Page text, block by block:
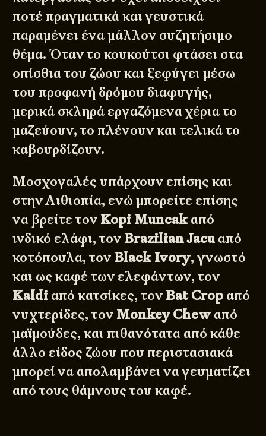
ποτέ πραγματικά και γευστικά
παραμένει ένα μάλλον συζητήσιμο
θέμα. Όταν το κουκούτσι φτάσει στα
οπίσθια του ζώου και ξεφύγει μέσω
του προφανή δρόμου διαφυγής,
μερικά σκληρά εργαζόμενα χέρια το
μαζεύουν, το πλένουν και τελικά το
καβουρδίζουν.
Μοσχογαλές υπάρχουν επίσης και
στην Αιθιοπία, ενώ μπορείτε επίσης
να βρείτε τον Kopi Muncak από
ινδικό ελάφι, τον Brazilian Jacu από
κοτόπουλα, τον Black Ivory, γνωστό
και ως καφέ των ελεφάντων, τον
Kaldi από κατσίκες, τον Bat Crop από
νυχτερίδες, τον Monkey Chew από
μαϊμούδες, και πιθανότατα από κάθε
άλλο είδος ζώου που περιστασιακά
μπορεί να απολαμβάνει να γευματίζει
από τους θάμνους του καφέ.